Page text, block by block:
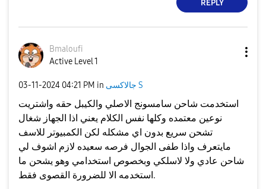
REPLY
Bmaloufi
Active Level 1
‎03-11-2024 04:21 PM in جالاكسى S
استخدمت شاحن سامسونج الاصلي والكيبل حقه واشتريت
نوعين معتمده وكلها نفس الكلام يعني اذا الجهاز شغال
تشحن سريع بدون اي مشكله لكن الكمبيوتر للاسف
مايتعرف واذا طفى الجوال فرصه سعيده لازم اشوف لي
شاحن عادي ولا لاسلكي وبخصوص استخدامي وهو يشحن ما
استخدمه الا للضرورة القصوى فقط.